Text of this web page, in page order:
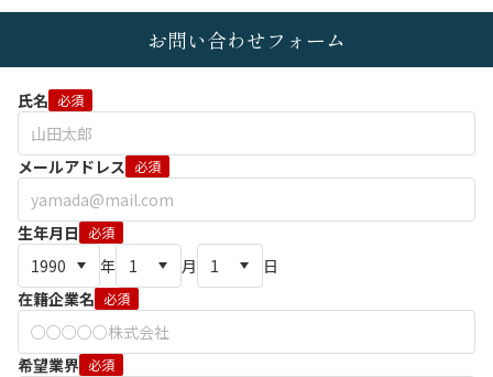
お問い合わせフォーム
氏名 必須
メールアドレス 必須
生年月日 必須
年 月
日
在籍企業名 必須
希望業界 必須